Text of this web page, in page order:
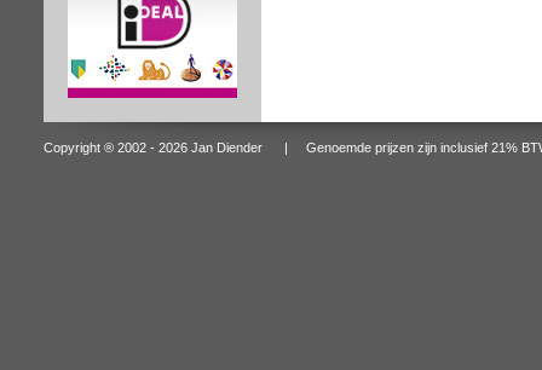
Copyright ® 2002 - 2026 Jan Diender | Genoemde prijzen zijn inclusief